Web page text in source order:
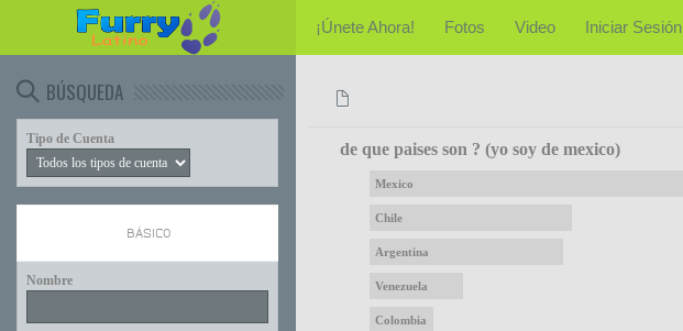
¡Únete Ahora! Fotos Video Iniciar Sesión
BÚSQUEDA
Tipo de Cuenta
BÁSICO
Nombre
de que paises son ? (yo soy de mexico)
Mexico
Chile
Argentina
Venezuela
Colombia